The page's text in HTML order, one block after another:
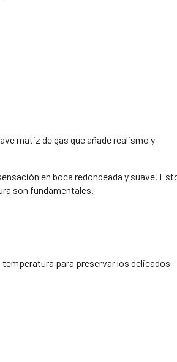
matiz de gas que añade realismo y
en boca redondeada y suave.
son fundamentales.
para preservar los delicados